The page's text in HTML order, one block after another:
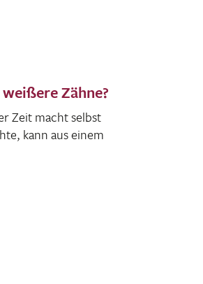
Zähne?
Zeit macht selbst
kann aus einem